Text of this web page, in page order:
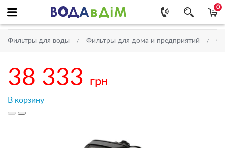
0
Фильтры для воды Фильтры для дома и предприятий
38 333 грн
В корзину